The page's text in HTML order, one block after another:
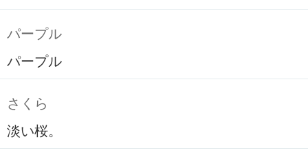
パープル
パープル
さくら
淡い桜。